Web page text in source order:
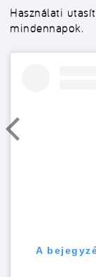
Használati
mindennapok.
A